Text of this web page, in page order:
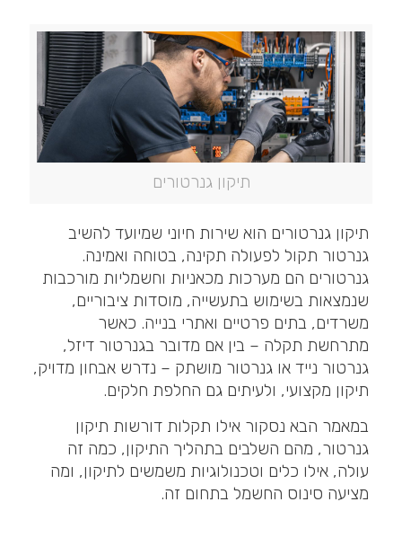
תיקון גנרטורים
תיקון גנרטורים הוא שירות חיוני שמיועד להשיב
גנרטור תקול לפעולה תקינה, בטוחה ואמינה.
גנרטורים הם מערכות מכאניות וחשמליות מורכבות
שנמצאות בשימוש בתעשייה, מוסדות ציבוריים,
משרדים, בתים פרטיים ואתרי בנייה. כאשר
מתרחשת תקלה – בין אם מדובר בגנרטור דיזל,
גנרטור נייד או גנרטור מושתק – נדרש אבחון מדויק,
תיקון מקצועי, ולעיתים גם החלפת חלקים.
במאמר הבא נסקור אילו תקלות דורשות תיקון
גנרטור, מהם השלבים בתהליך התיקון, כמה זה
עולה, אילו כלים וטכנולוגיות משמשים לתיקון, ומה
מציעה סינוס החשמל בתחום זה.